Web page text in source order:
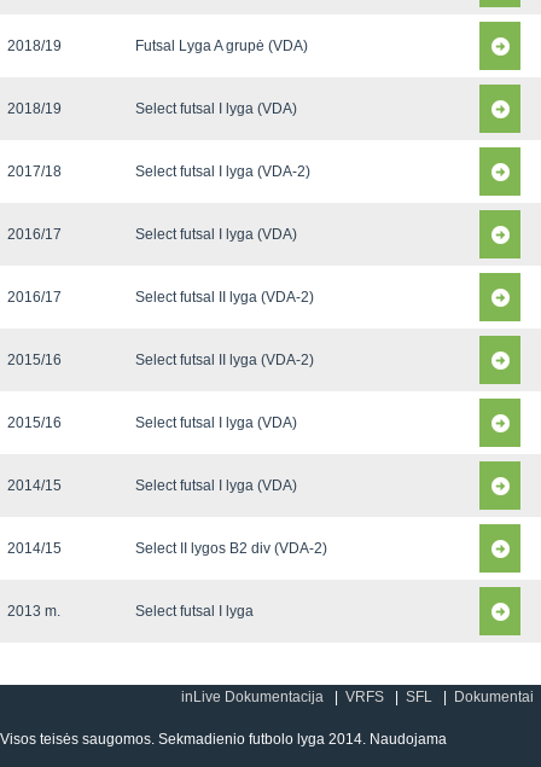
2018/19 Futsal Lyga A grupė (VDA)
2018/19 Select futsal I lyga (VDA)
2017/18 Select futsal I lyga (VDA-2)
2016/17 Select futsal I lyga (VDA)
2016/17 Select futsal II lyga (VDA-2)
2015/16 Select futsal II lyga (VDA-2)
2015/16 Select futsal I lyga (VDA)
2014/15 Select futsal I lyga (VDA)
2014/15 Select II lygos B2 div (VDA-2)
2013 m. Select futsal I lyga
inLive Dokumentacija VRFS SFL Dokumentai
Visos teisės saugomos. Sekmadienio futbolo lyga 2014. Naudojama